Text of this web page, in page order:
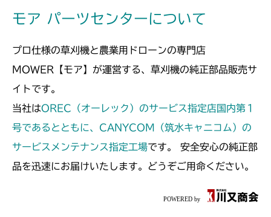
CM250
本体 FIG15 動力伝達(刈刃)
CM1803
本体 FIG42 ステアリング
Assy(NO.1570228～)
本体 FIG22 動力伝達(刈刃)
本体 FIG46 ステアリング
Assy(NO.1550736～)
CM2201YC
モア パーツセンターについて
プロ仕様の草刈機と農業用ドローンの専門店
MOWER【モア】が運営する、草刈機の純正部品販売サ
イトです。
当社はOREC（オーレック）のサービス指定店国内第１
号であるとともに、CANYCOM（筑水キャニコム）の
サービスメンテナンス指定工場です。 安全安心の純正部
品を迅速にお届けいたします。どうぞご用命ください。